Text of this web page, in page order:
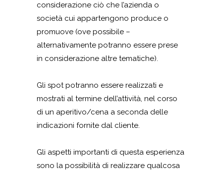
considerazione ciò che l’azienda o
società cui appartengono produce o
promuove (ove possibile –
alternativamente potranno essere prese
in considerazione altre tematiche).
Gli spot potranno essere realizzati e
mostrati al termine dell’attività, nel corso
di un aperitivo/cena a seconda delle
indicazioni fornite dal cliente.
Gli aspetti importanti di questa esperienza
sono la possibilità di realizzare qualcosa